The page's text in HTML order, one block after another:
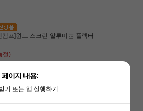
캠프]윈드 스크린 알루미늄 플렉터
절)
이지 내용:
기 또는 앱 실행하기